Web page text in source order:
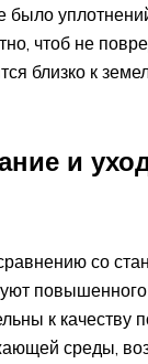
было
чтоб не
близко к
и
со
к качеству
среды,